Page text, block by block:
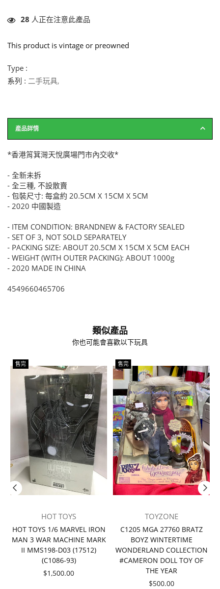
28 人正在注意此產品
This product is vintage or preowned
Type :
系列 : 二手玩具,
產品詳情
*香港筲箕灣天悅廣場門市內交收*
- 全新未拆
- 全三種, 不設散賣
- 包裝尺寸: 每盒約 20.5CM X 15CM X 5CM
- 2020 中國製造
- ITEM CONDITION: BRANDNEW & FACTORY SEALED
- SET OF 3, NOT SOLD SEPARATELY
- PACKING SIZE: ABOUT 20.5CM X 15CM X 5CM EACH
- WEIGHT (WITH OUTER PACKING): ABOUT 1000g
- 2020 MADE IN CHINA
4549660465706
類似產品
你也可能會喜歡以下玩具
售完
HOT TOYS
HOT TOYS 1/6 MARVEL IRON
MAN 3 WAR MACHINE MARK
II MMS198-D03 (17512)
(C1086-93)
價
$1,500.00
售完
TOYZONE
C1205 MGA 27760 BRATZ
BOYZ WINTERTIME
WONDERLAND COLLECTION
#CAMERON DOLL TOY OF
THE YEAR
價
$500.00